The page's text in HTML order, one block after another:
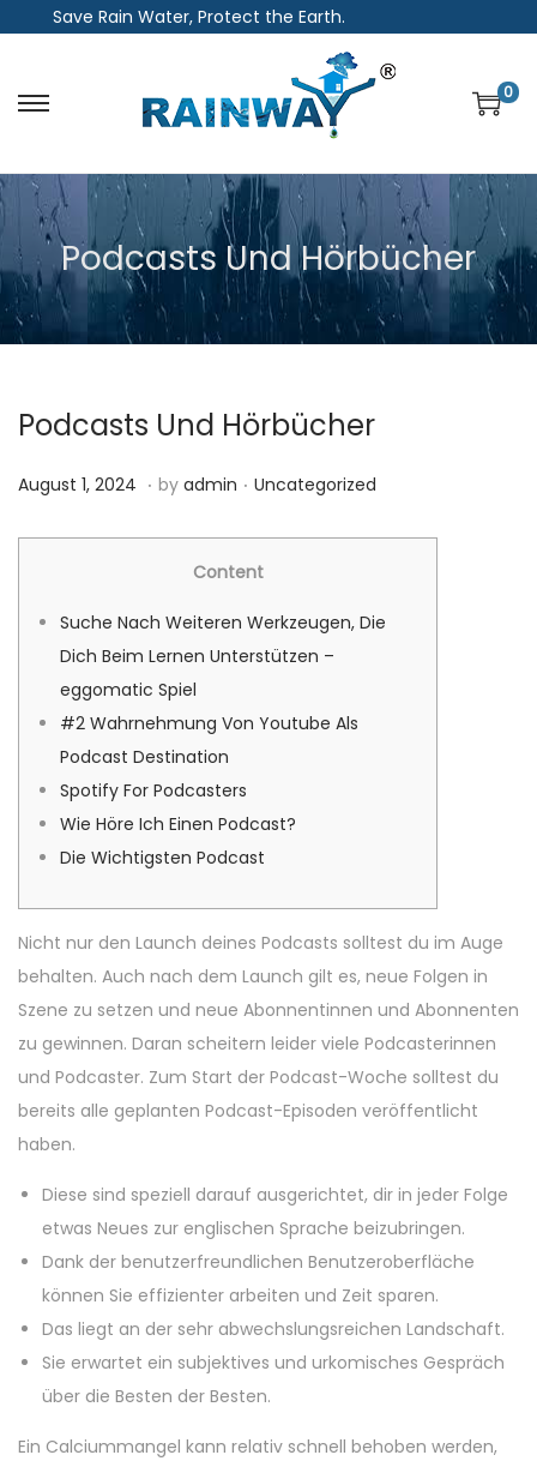
Save Rain Water, Protect the Earth.
S
i
p
t
o
n
i
a
n
S
i
p
t
o
c
t
n
0
Podcasts Und Hörbücher
Podcasts Und Hörbücher
P
August 1, 2024 A
s
t
1
,
2
0
2
4
. by admin . P
t
e
d
n
Uncategorized
Content
Suche Nach Weiteren Werkzeugen, Die
Dich Beim Lernen Unterstützen –
eggomatic Spiel
#2 Wahrnehmung Von Youtube Als
Podcast Destination
Spotify For Podcasters
Wie Höre Ich Einen Podcast?
Die Wichtigsten Podcast
Nicht nur den Launch deines Podcasts solltest du im Auge
behalten. Auch nach dem Launch gilt es, neue Folgen in
Szene zu setzen und neue Abonnentinnen und Abonnenten
zu gewinnen. Daran scheitern leider viele Podcasterinnen
und Podcaster. Zum Start der Podcast-Woche solltest du
bereits alle geplanten Podcast-Episoden veröffentlicht
haben.
Diese sind speziell darauf ausgerichtet, dir in jeder Folge
etwas Neues zur englischen Sprache beizubringen.
Dank der benutzerfreundlichen Benutzeroberfläche
können Sie effizienter arbeiten und Zeit sparen.
Das liegt an der sehr abwechslungsreichen Landschaft.
Sie erwartet ein subjektives und urkomisches Gespräch
über die Besten der Besten.
Ein Calciummangel kann relativ schnell behoben werden,